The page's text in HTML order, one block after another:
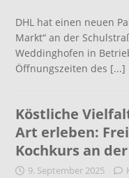
DHL hat einen neuen
Markt“ an der
Weddinghofen in
Öffnungszeiten des [...]
Köstliche
Art erleben:
Kochkurs an
9. September 2025